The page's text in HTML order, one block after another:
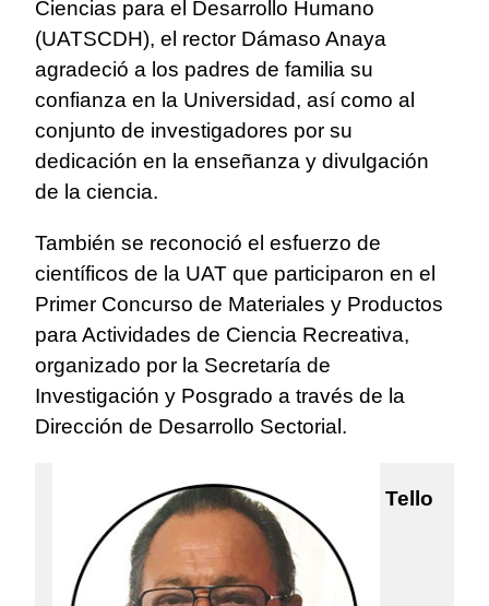
Ciencias para el Desarrollo Humano
(UATSCDH), el rector Dámaso Anaya
agradeció a los padres de familia su
confianza en la Universidad, así como al
conjunto de investigadores por su
dedicación en la enseñanza y divulgación
de la ciencia.
También se reconoció el esfuerzo de
científicos de la UAT que participaron en el
Primer Concurso de Materiales y Productos
para Actividades de Ciencia Recreativa,
organizado por la Secretaría de
Investigación y Posgrado a través de la
Dirección de Desarrollo Sectorial.
Tello